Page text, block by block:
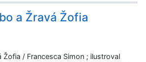
a Žravá Žofia
Žofia / Francesca Simon ; ilustroval